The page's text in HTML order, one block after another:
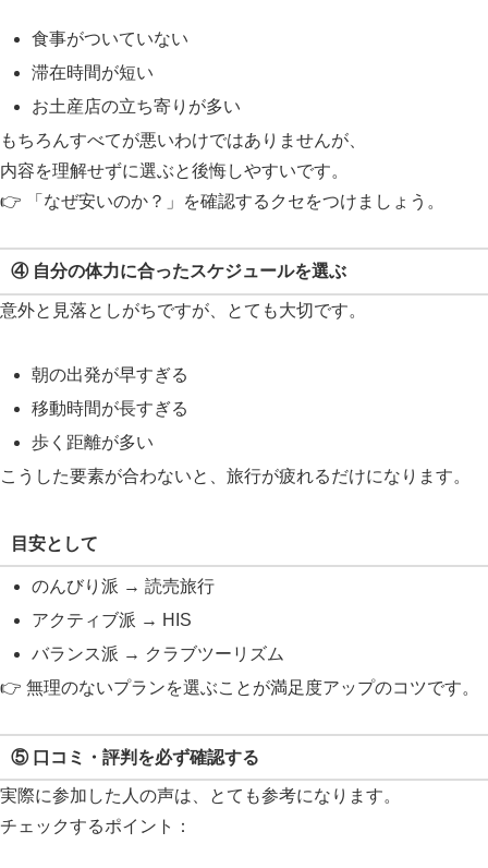
食事がついていない
滞在時間が短い
お土産店の立ち寄りが多い
もちろんすべてが悪いわけではありませんが、
内容を理解せずに選ぶと後悔しやすいです。
👉 「なぜ安いのか？」を確認するクセをつけましょう。
④ 自分の体力に合ったスケジュールを選ぶ
意外と見落としがちですが、とても大切です。
朝の出発が早すぎる
移動時間が長すぎる
歩く距離が多い
こうした要素が合わないと、旅行が疲れるだけになります。
目安として
のんびり派 → 読売旅行
アクティブ派 → HIS
バランス派 → クラブツーリズム
👉 無理のないプランを選ぶことが満足度アップのコツです。
⑤ 口コミ・評判を必ず確認する
実際に参加した人の声は、とても参考になります。
チェックするポイント：